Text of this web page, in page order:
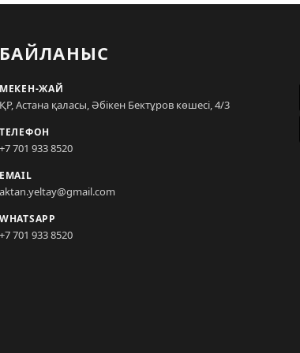
БАЙЛАНЫС
МЕКЕН-ЖАЙ
ҚР, Астана қаласы, Әбікен Бектұров көшесі, 4/3
ТЕЛЕФОН
+7 701 933 8520
EMAIL
aktan.yeltay@gmail.com
WHATSAPP
+7 701 933 8520